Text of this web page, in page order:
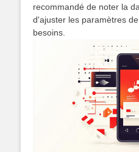
recommandé de noter la
d'ajuster les paramètres
besoins.